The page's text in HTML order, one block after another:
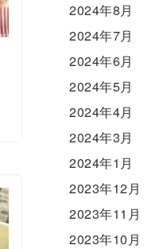
2024年8月
2024年7月
2024年6月
2024年5月
2024年4月
2024年3月
2024年1月
2023年12月
2023年11月
2023年10月